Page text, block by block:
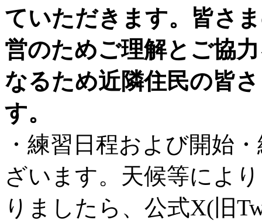
ていただきます。皆さ
営のためご理解とご協
なるため近隣住民の皆
す。
・練習日程および開始
ざいます。天候等によ
りましたら、公式X(旧